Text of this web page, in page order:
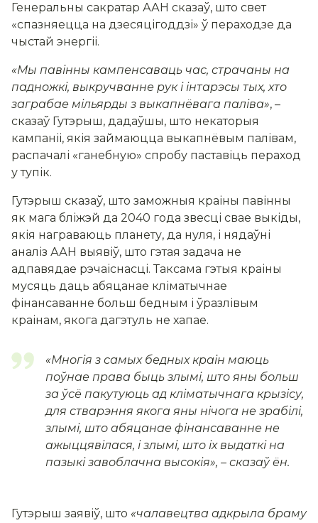
Генеральны сакратар ААН сказаў, што свет
«спазняецца на дзесяцігоддзі» ў пераходзе да
чыстай энергіі.
«Мы павінны кампенсаваць час, страчаны на
падножкі, выкручванне рук і інтарэсы тых, хто
заграбае мільярды з выкапнёвага паліва», –
сказаў Гутэрыш, дадаўшы, што некаторыя
кампаніі, якія займаюцца выкапнёвым палівам,
распачалі «ганебную» спробу паставіць пераход
у тупік.
Гутэрыш сказаў, што заможныя краіны павінны
як мага бліжэй да 2040 года звесці свае выкіды,
якія награваюць планету, да нуля, і нядаўні
аналіз ААН выявіў, што гэтая задача не
адпавядае рэчаіснасці. Таксама гэтыя краіны
мусяць даць абяцанае кліматычнае
фінансаванне больш бедным і ўразлівым
краінам, якога дагэтуль не хапае.
«Многія з самых бедных краін маюць
поўнае права быць злымі, што яны больш
за ўсё пакутуюць ад кліматычнага крызісу,
для стварэння якога яны нічога не зрабілі,
злымі, што абяцанае фінансаванне не
ажыццявілася, і злымі, што іх выдаткі на
пазыкі завоблачна высокія», – сказаў ён.
Гутэрыш заявіў, што «чалавецтва адкрыла браму